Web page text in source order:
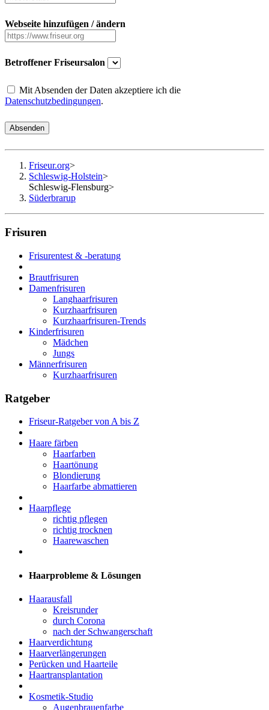
Webseite hinzufügen / ändern
Betroffener Friseursalon
Mit Absenden der Daten akzeptiere ich die
Datenschutzbedingungen.
Absenden
Friseur.org>
Schleswig-Holstein>
Schleswig-Flensburg>
Süderbrarup
Frisuren
Frisurentest & -beratung
Brautfrisuren
Damenfrisuren
Langhaarfrisuren
Kurzhaarfrisuren
Kurzhaarfrisuren-Trends
Kinderfrisuren
Mädchen
Jungs
Männerfrisuren
Kurzhaarfrisuren
Ratgeber
Friseur-Ratgeber von A bis Z
Haare färben
Haarfarben
Haartönung
Blondierung
Haarfarbe abmattieren
Haarpflege
richtig pflegen
richtig trocknen
Haarewaschen
Haarprobleme & Lösungen
Haarausfall
Kreisrunder
durch Corona
nach der Schwangerschaft
Haarverdichtung
Haarverlängerungen
Perücken und Haarteile
Haartransplantation
Kosmetik-Studio
Augenbrauenfarbe